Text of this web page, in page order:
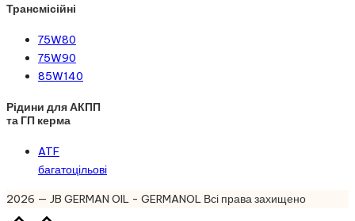
Трансмісійні
75W80
75W90
85W140
Рідини для АКПП
та ГП керма
ATF
багатоцільові
2026 — JB GERMAN OIL - GERMANOL Всі права захищено